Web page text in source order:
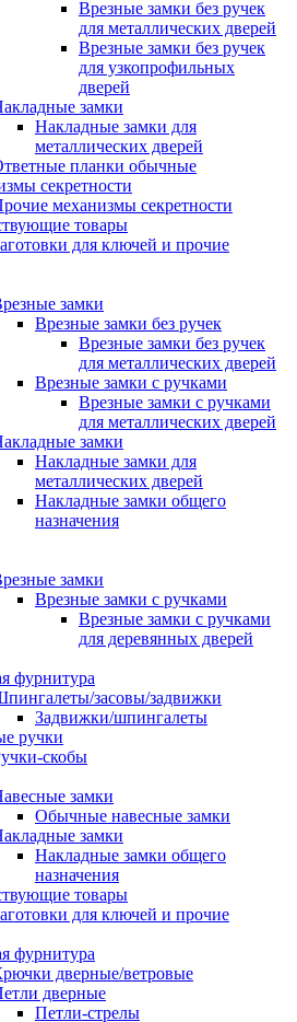
Врезные замки без ручек
для металлических дверей
Врезные замки без ручек
для узкопрофильных
дверей
замки
Накладные замки для
металлических дверей
планки обычные
секретности
механизмы секретности
товары
для ключей и прочие
замки
Врезные замки без ручек
Врезные замки без ручек
для металлических дверей
Врезные замки с ручками
Врезные замки с ручками
для металлических дверей
замки
Накладные замки для
металлических дверей
Накладные замки общего
назначения
замки
Врезные замки с ручками
Врезные замки с ручками
для деревянных дверей
фурнитура
засовы/задвижки
Задвижки/шпингалеты
ручки
скобы
замки
Обычные навесные замки
замки
Накладные замки общего
назначения
товары
для ключей и прочие
фурнитура
дверные/ветровые
дверные
Петли-стрелы